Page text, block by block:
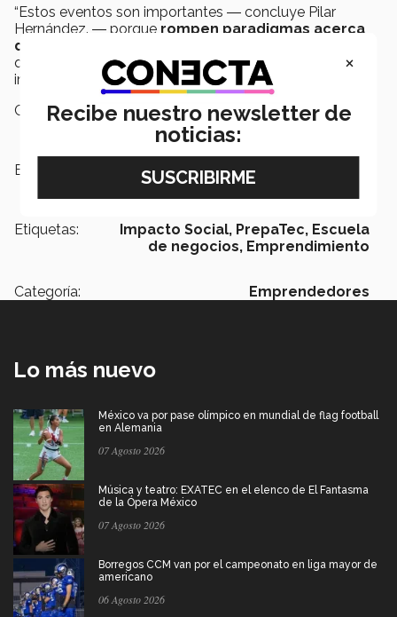
“Estos eventos son importantes ­― concluye Pilar
Hernández. ― porque rompen paradigmas acerca
del emprendimiento y motiva a los más jóvenes
que desarrollen sus buenas ideas para generar un
impacto sin importar su edad”.
Campus:
Toluca
Escuelas:
Etiquetas: Impacto Social, PrepaTec, Escuela
de negocios, Emprendimiento
Categoría: Emprendedores
Lo más nuevo
México va por pase olímpico en mundial de flag football
en Alemania
07 Agosto 2026
Música y teatro: EXATEC en el elenco de El Fantasma
de la Ópera México
07 Agosto 2026
Borregos CCM van por el campeonato en liga mayor de
americano
06 Agosto 2026
×
Recibe nuestro newsletter de
noticias: